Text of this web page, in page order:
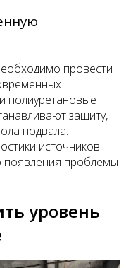
провести
полиуретановые
защиту,
подвала.
источников
появления проблемы
уровень